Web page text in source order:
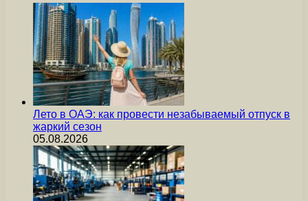
Лето в ОАЭ: как провести незабываемый отпуск в
жаркий сезон
05.08.2026